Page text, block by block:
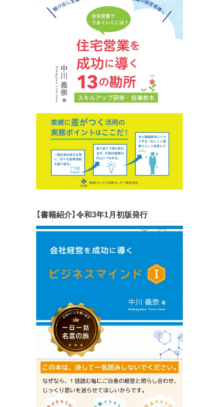
【書籍紹介】令和3年1月初版発行